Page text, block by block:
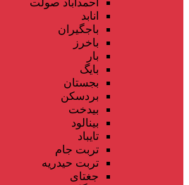
انابد
باجگیران
باخرز
بار
بایگ
بجستان
بردسکن
بیدخت
بینالود
تایباد
تربت جام
تربت حیدریه
جغتای